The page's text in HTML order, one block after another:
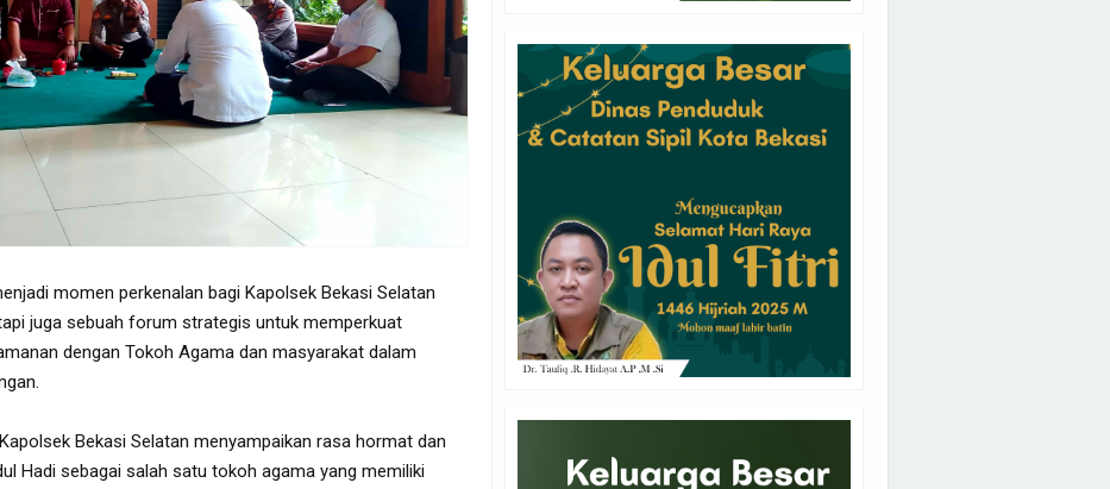
momen perkenalan bagi Kapolsek Bekasi Selatan
juga sebuah forum strategis untuk memperkuat
dengan Tokoh Agama dan masyarakat dalam
Bekasi Selatan menyampaikan rasa hormat dan
Hadi sebagai salah satu tokoh agama yang memiliki